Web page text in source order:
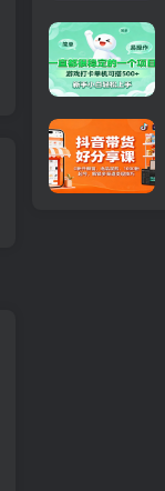
短视频带货新号起号变现课：引流剪辑 选品挂车 千川测品 自然流，快速起量